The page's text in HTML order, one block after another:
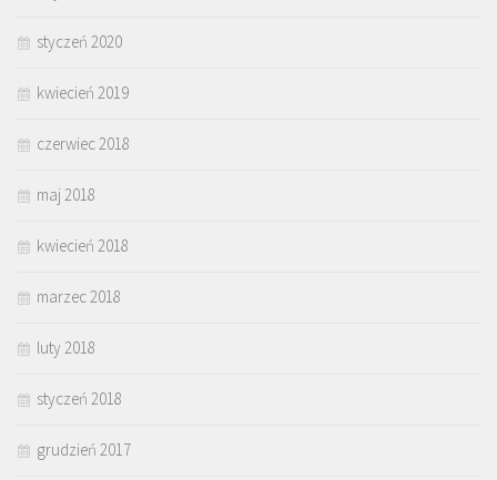
styczeń 2020
kwiecień 2019
czerwiec 2018
maj 2018
kwiecień 2018
marzec 2018
luty 2018
styczeń 2018
grudzień 2017